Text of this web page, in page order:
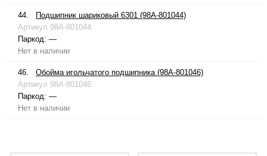
44.
Подшипник шариковый 6301 (98A-801044)
Артикул 98A-801044
Паркод: —
Нет в наличии
46.
Обойма игольчатого подшипника (98A-801046)
Артикул 98A-801046
Паркод: —
Нет в наличии